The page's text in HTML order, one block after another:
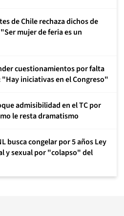
de Chile rechaza dichos de
mujer de feria es un
cuestionamientos por falta
iniciativas en el Congreso"
admisibilidad en el TC por
le resta dramatismo
busca congelar por 5 años Ley
y sexual por "colapso" del